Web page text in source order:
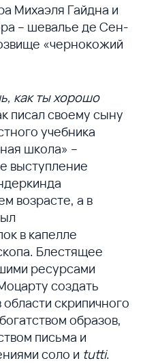
Михаэля Гайдна и
– шевалье де Сен-
«чернокожий
как ты хорошо
писал своему сыну
учебника
школа» –
выступление
возрасте, а в
в капелле
Блестящее
ресурсами
создать
скрипичного
образов,
письма и
соло и tutti.